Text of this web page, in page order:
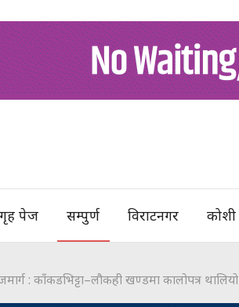
गृह पेज सम्पुर्ण विराटनगर कोशी
: काँकडभिट्टा–लौकही खण्डमा कालोपत्र थालियो